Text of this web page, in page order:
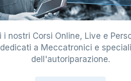
i nostri Corsi Online, Live e
dedicati a Meccatronici e
dell'autoriparazione.